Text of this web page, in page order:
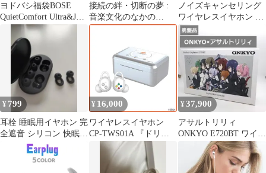
ヨドバシ福袋BOSE
QuietComfort Ultra&JBL
Flip6
接続の絆・切断の夢 :
音楽文化のなかの
〈個〉と〈集団〉
ノイズキャンセリング
ワイヤレスイヤホン ホ
ワイト
¥ 799
耳栓 睡眠用イヤホン 完
全遮音 シリコン 快眠
安眠グッズ ケース付き
¥ 16,000
ワイヤレスイヤホン
CP-TWS01A 『ドリー
ムキャスト』コラボモ
デル Wireless earphones
CP-TWS01A 'Dreamcast'
¥37,900
アサルトリリィ
ONKYO E720BT ワイヤ
レスイヤホン コラボモ